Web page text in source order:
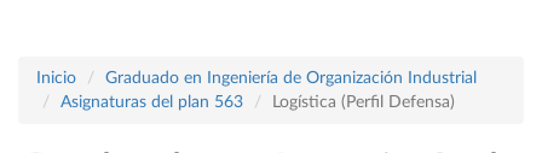
Inicio
Graduado en Ingeniería de Organización Industrial
Asignaturas del plan 563
Logística (Perfil Defensa)